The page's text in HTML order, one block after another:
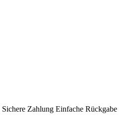
Sichere Zahlung Einfache Rückgabe